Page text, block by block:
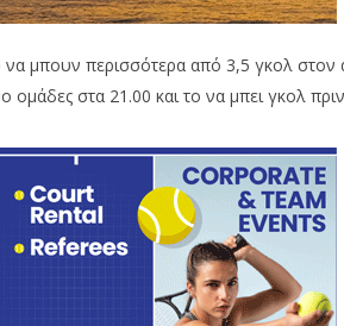
να μπουν περισσότερα από 3,5 γκολ στον
ομάδες στα 21.00 και το να μπει γκολ